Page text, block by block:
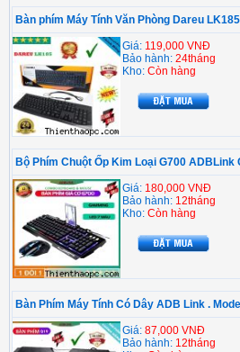
Bàn phím Máy Tính Văn Phòng Dareu
Giá: 119,000 VNĐ
Bảo hành: 24tháng
Kho: Còn hàng
Bộ Phím Chuột Ốp Kim Loại G700 ADBLink
Giá: 180,000 VNĐ
Bảo hành: 12tháng
Kho: Còn hàng
Bàn Phím Máy Tính Có Dây ADB Link .
Giá: 87,000 VNĐ
Bảo hành: 12tháng